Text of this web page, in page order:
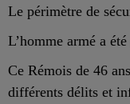
Le périmètre de
L’homme armé a
Ce Rémois de 46
différents délits et